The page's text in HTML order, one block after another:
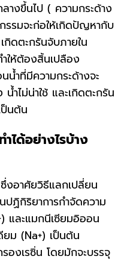
างขึ้นไป ( ความกระด้าง
รมจะก่อให้เกิดปัญหากับ
ดตะกรันจับภายใน
ให้ต้องสิ้นเปลือง
ำที่มีความกระด้างจะ
ำไม่น่าใช้ และเกิดตะกรัน
นต้น
ทำได้อย่างไรบ้าง
ซึ่งอาศัยวิธีแลกเปลี่ยน
ฏิกิริยาการกำจัดความ
และแมกนีเซียมอิออน
ยม (Na+) เป็นต้น
องเรซิ่น โดยมักจะบรรจุ